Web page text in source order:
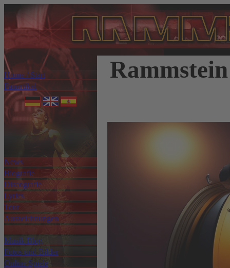
Home / Start
Fanartikel
News
Biografie
Discografie
Lyrics
Tour
Auszeichnungen
Musik Blog
Fotos und Bilder
Online Spiele